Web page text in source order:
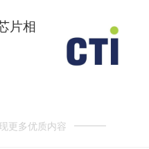
片相
更多优质内容